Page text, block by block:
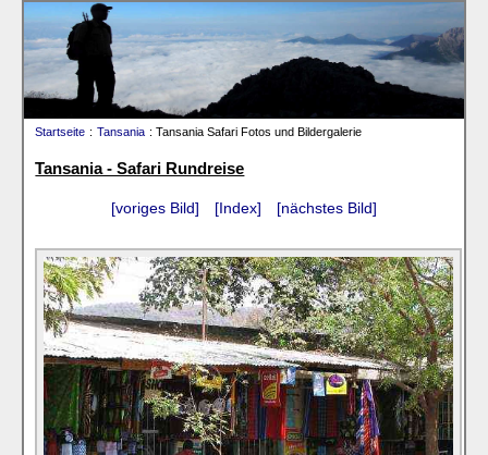
Startseite : Tansania : Tansania Safari Fotos und Bildergalerie
Tansania - Safari Rundreise
[voriges Bild] [Index] [nächstes Bild]